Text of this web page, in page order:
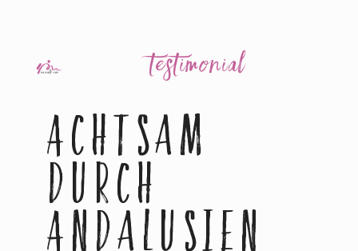
testimonial
Achtsam
durch
Andalusien